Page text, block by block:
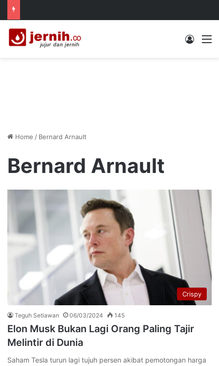
Log In
Home / Bernard Arnault
Bernard Arnault
Crispy
Teguh Setiawan 06/03/2024 145
Elon Musk Bukan Lagi Orang Paling Tajir
Melintir di Dunia
Saham Tesla turun lagi tujuh persen akibat pemotongan harga